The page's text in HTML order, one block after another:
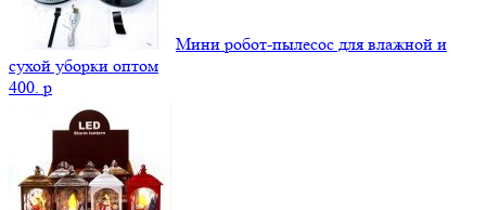
Мини робот-пылесос для влажной и
сухой уборки оптом
400. p